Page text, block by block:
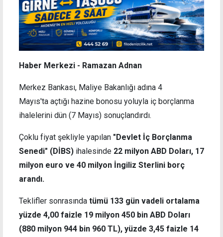
Haber Merkezi - Ramazan Adnan
Merkez Bankası, Maliye Bakanlığı adına 4
Mayıs'ta açtığı hazine bonosu yoluyla iç borçlanma
ihalelerini dün (7 Mayıs) sonuçlandırdı.
Çoklu fiyat şekliyle yapılan "Devlet İç Borçlanma
Senedi" (DİBS) ihalesinde 22 milyon ABD Doları, 17
milyon euro ve 40 milyon İngiliz Sterlini borç
arandı.
Teklifler sonrasında tümü 133 gün vadeli ortalama
yüzde 4,00 faizle 19 milyon 450 bin ABD Doları
(880 milyon 944 bin 960 TL), yüzde 3,45 faizle 14